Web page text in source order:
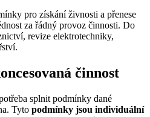
pro získání živnosti a přenese
za řádný provoz činnosti. Do
revize elektrotechniky,
činnost
splnit podmínky dané
Tyto podmínky jsou individuální